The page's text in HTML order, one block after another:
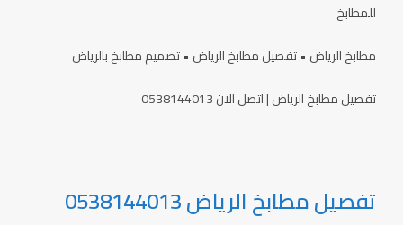
للمطابخ
مطابخ الرياض • تفصيل مطابخ الرياض • تصميم مطابخ بالرياض
تفصيل مطابخ الرياض | اتصل الان 0538144013
تفصيل مطابخ الرياض 0538144013